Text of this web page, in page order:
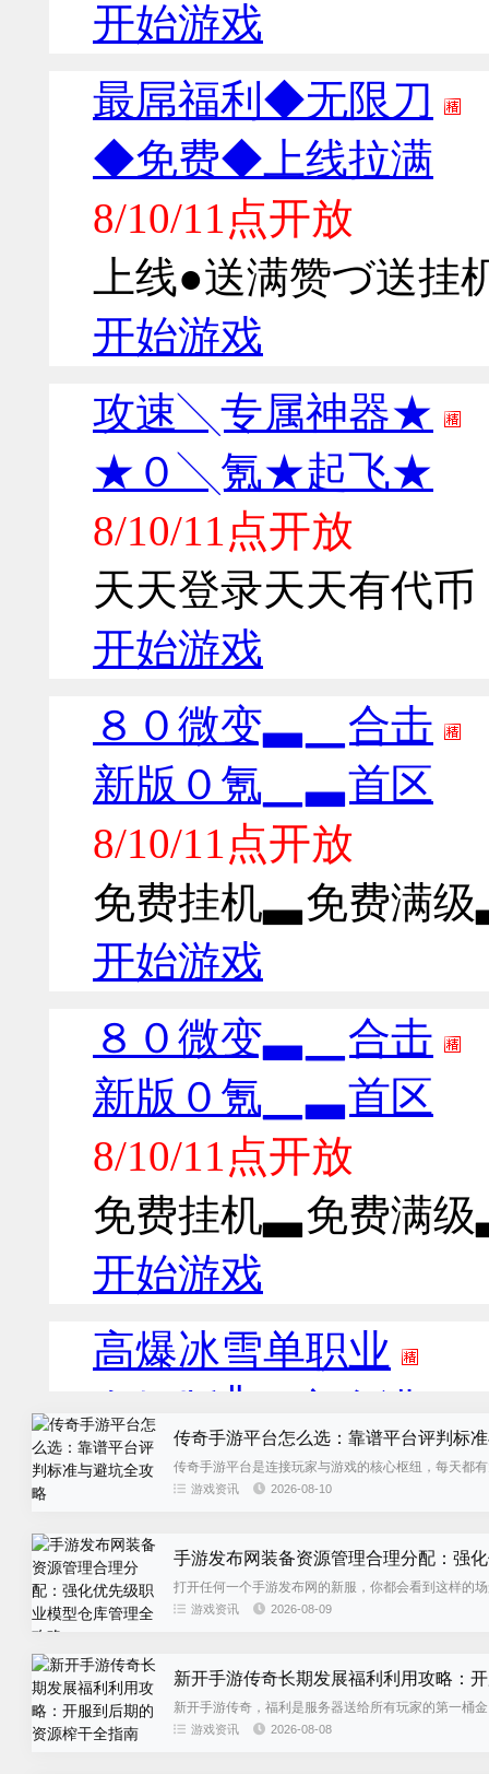
传奇手游平台怎么选：靠谱平台评判标
传奇手游平台是连接玩家与游戏的核心枢纽，每天都
利够好、不跑路的传奇手游平台...
游戏资讯 2026-08-10
手游发布网装备资源管理合理分配：强
打开任何一个手游发布网的新服，你都会看到这样的
游戏资讯 2026-08-09
新开手游传奇长期发展福利利用攻略：
新开手游传奇，福利是服务器送给所有玩家的第一桶
下来该干嘛了。等到中期发展...
游戏资讯 2026-08-08